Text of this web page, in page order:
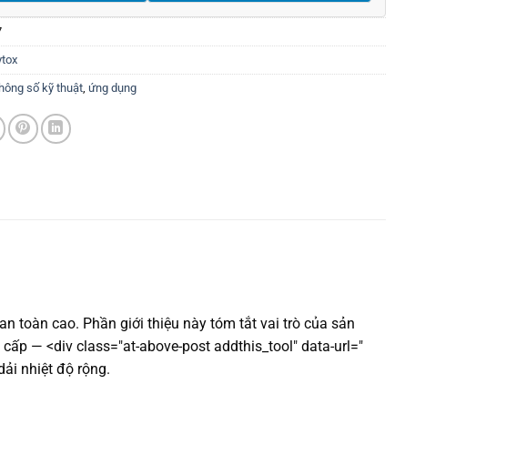
số kỹ thuật, ứng dụng
toàn cao. Phần giới thiệu này tóm tắt vai trò của sản
— <div class="at-above-post addthis_tool" data-url="
nhiệt độ rộng.